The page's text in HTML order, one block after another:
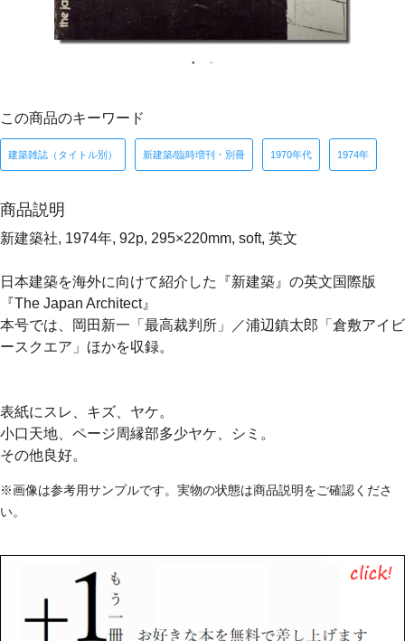
この商品のキーワード
建築雑誌（タイトル別） 新建築/臨時増刊・別冊 1970年代 1974年
商品説明
新建築社, 1974年, 92p, 295×220mm, soft, 英文
日本建築を海外に向けて紹介した『新建築』の英文国際版
『The Japan Architect』
本号では、岡田新一「最高裁判所」／浦辺鎮太郎「倉敷アイビ
ースクエア」ほかを収録。
表紙にスレ、キズ、ヤケ。
小口天地、ページ周縁部多少ヤケ、シミ。
その他良好。
※画像は参考用サンプルです。実物の状態は商品説明をご確認くださ
い。